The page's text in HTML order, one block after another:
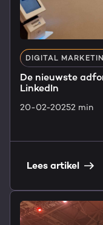
DIGITAL
De nieuwste
LinkedIn
20-02-20252 min
Lees artikel